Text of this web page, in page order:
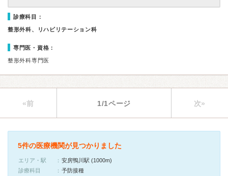
診療科目：
整形外科、リハビリテーション科
専門医・資格：
整形外科専門医
«前 1/1ページ 次»
5件の医療機関が見つかりました
エリア・駅
安房鴨川駅 (1000m)
診療科目
予防接種